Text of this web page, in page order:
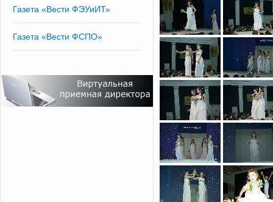
Газета «Вести ФЭУиИТ»
Газета «Вести ФСПО»